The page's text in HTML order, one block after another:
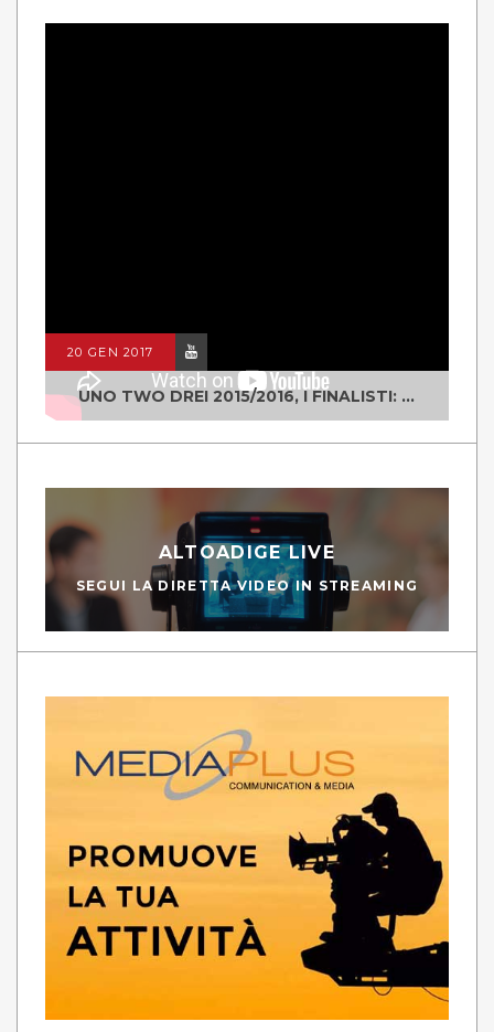
20 GEN 2017
UNO TWO DREI 2015/2016, I FINALISTI: CLASSE IV ALS ISTITUTO "DEGASPERI" BORGO VALSUGANA
ALTOADIGE LIVE
SEGUI LA DIRETTA VIDEO IN STREAMING